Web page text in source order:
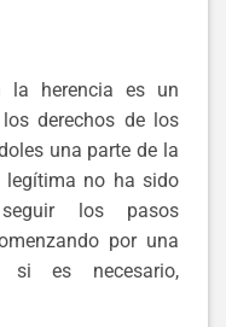
la herencia es un
derechos de los
una parte de la
legítima no ha sido
los pasos
por una
si es necesario,